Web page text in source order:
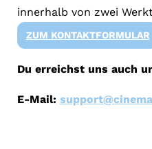
innerhalb von zwei
ZUM KONTAKTFORMULAR
Du erreichst uns auch
E-Mail: